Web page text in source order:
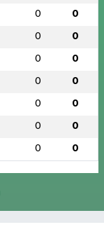
0 0
0 0
0 0
0 0
0 0
0 0
0 0